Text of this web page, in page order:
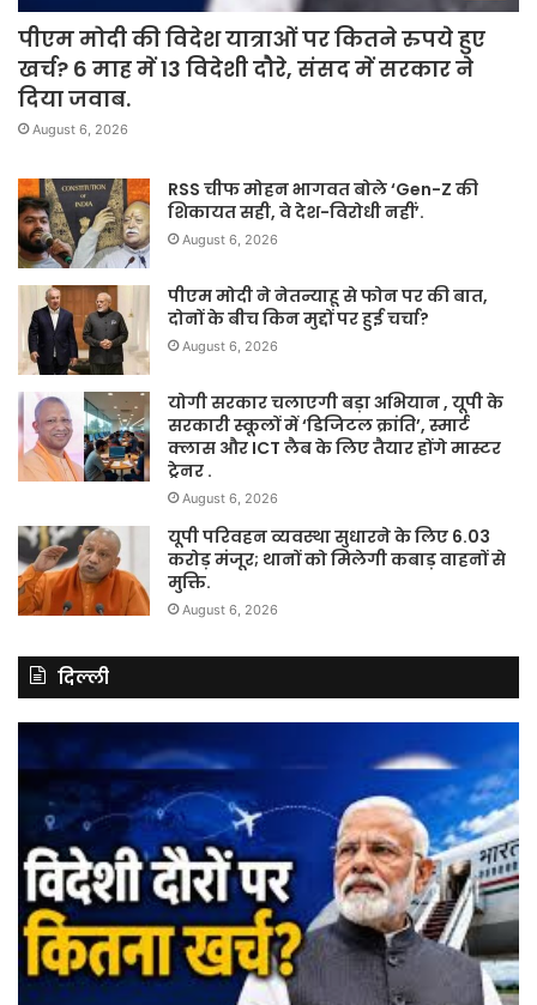
पीएम मोदी की विदेश यात्राओं पर कितने रुपये हुए
खर्च? 6 माह में 13 विदेशी दौरे, संसद में सरकार ने
दिया जवाब.
August 6, 2026
RSS चीफ मोहन भागवत बोले ‘Gen-Z की
शिकायत सही, वे देश-विरोधी नहीं’.
August 6, 2026
पीएम मोदी ने नेतन्याहू से फोन पर की बात,
दोनों के बीच किन मुद्दों पर हुई चर्चा?
August 6, 2026
योगी सरकार चलाएगी बड़ा अभियान , यूपी के
सरकारी स्कूलों में ‘डिजिटल क्रांति’, स्मार्ट
क्लास और ICT लैब के लिए तैयार होंगे मास्टर
ट्रेनर .
August 6, 2026
यूपी परिवहन व्यवस्था सुधारने के लिए 6.03
करोड़ मंजूर; थानों को मिलेगी कबाड़ वाहनों से
मुक्ति.
August 6, 2026
दिल्ली